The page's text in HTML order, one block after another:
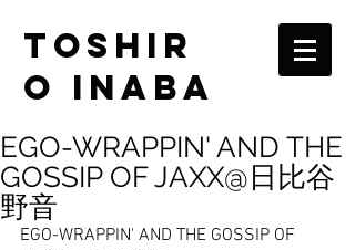
TOSHIR
O INABA
EGO-WRAPPIN' AND THE
GOSSIP OF JAXX@日比谷
野音
EGO-WRAPPIN' AND THE GOSSIP OF